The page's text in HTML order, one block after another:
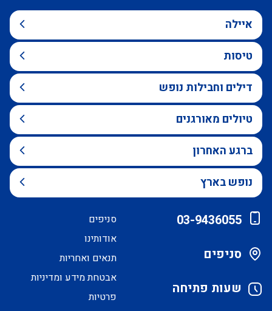
איילה
טיסות
דילים וחבילות נופש
טיולים מאורגנים
ברגע האחרון
נופש בארץ
03-9436055
סניפים
שעות פתיחה
סניפים
אודותינו
תנאים ואחריות
אבטחת מידע ומדיניות
פרטיות